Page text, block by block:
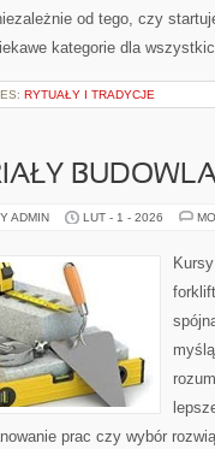
od tego, czy
kategorie dla
RYTUAŁY I TRADYCJE
ADMIN LUT - 1 - 2026
prac czy wybór